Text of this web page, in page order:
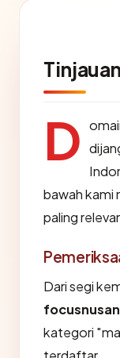
D
bawah kami
paling
Dari segi
kategori